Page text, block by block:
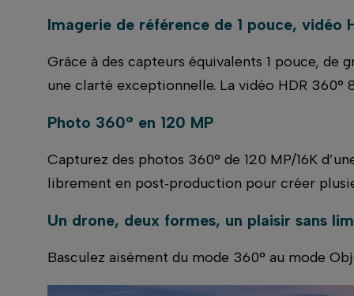
Imagerie de référence de 1 pouce, vidéo
Grâce à des capteurs équivalents 1 pouce, de
une clarté exceptionnelle. La vidéo HDR
Photo 360° en 120 MP
Capturez des photos 360° de 120 MP/16K
librement en post‑production pour créer
Un drone, deux formes, un plaisir sans
Basculez aisément du mode 360° au mode